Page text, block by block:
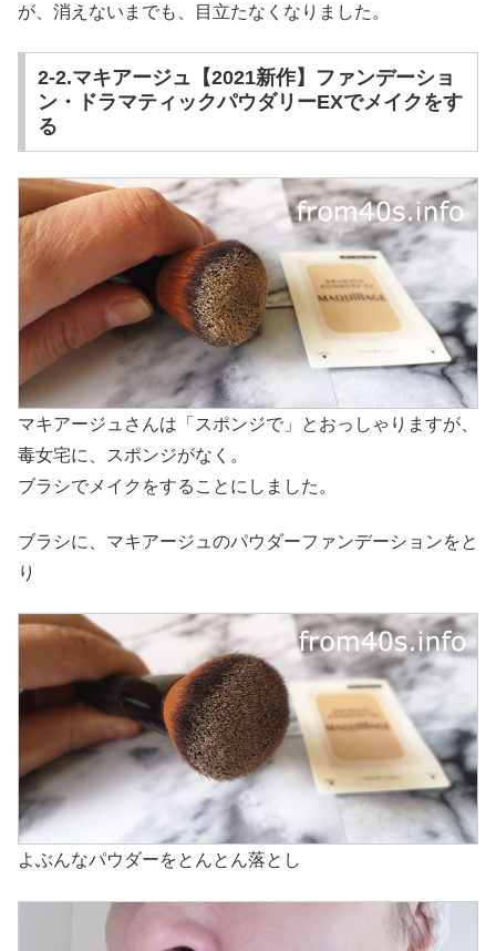
が、消えないまでも、目立たなくなりました。
2-2.マキアージュ【2021新作】ファンデーショ
ン・ドラマティックパウダリーEXでメイクをす
る
マキアージュさんは「スポンジで」とおっしゃりますが、
毒女宅に、スポンジがなく。
ブラシでメイクをすることにしました。
ブラシに、マキアージュのパウダーファンデーションをと
り
よぶんなパウダーをとんとん落とし